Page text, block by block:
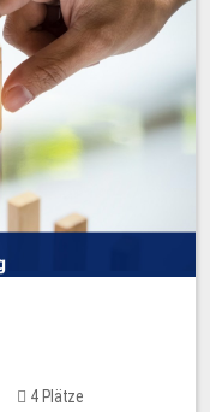
4 Plätze